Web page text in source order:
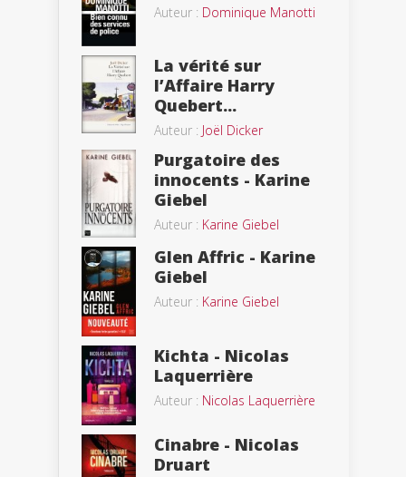
Auteur : Dominique Manotti
La vérité sur
l’Affaire Harry
Quebert...
Auteur : Joël Dicker
Purgatoire des
innocents - Karine
Giebel
Auteur : Karine Giebel
Glen Affric - Karine
Giebel
Auteur : Karine Giebel
Kichta - Nicolas
Laquerrière
Auteur : Nicolas Laquerrière
Cinabre - Nicolas
Druart